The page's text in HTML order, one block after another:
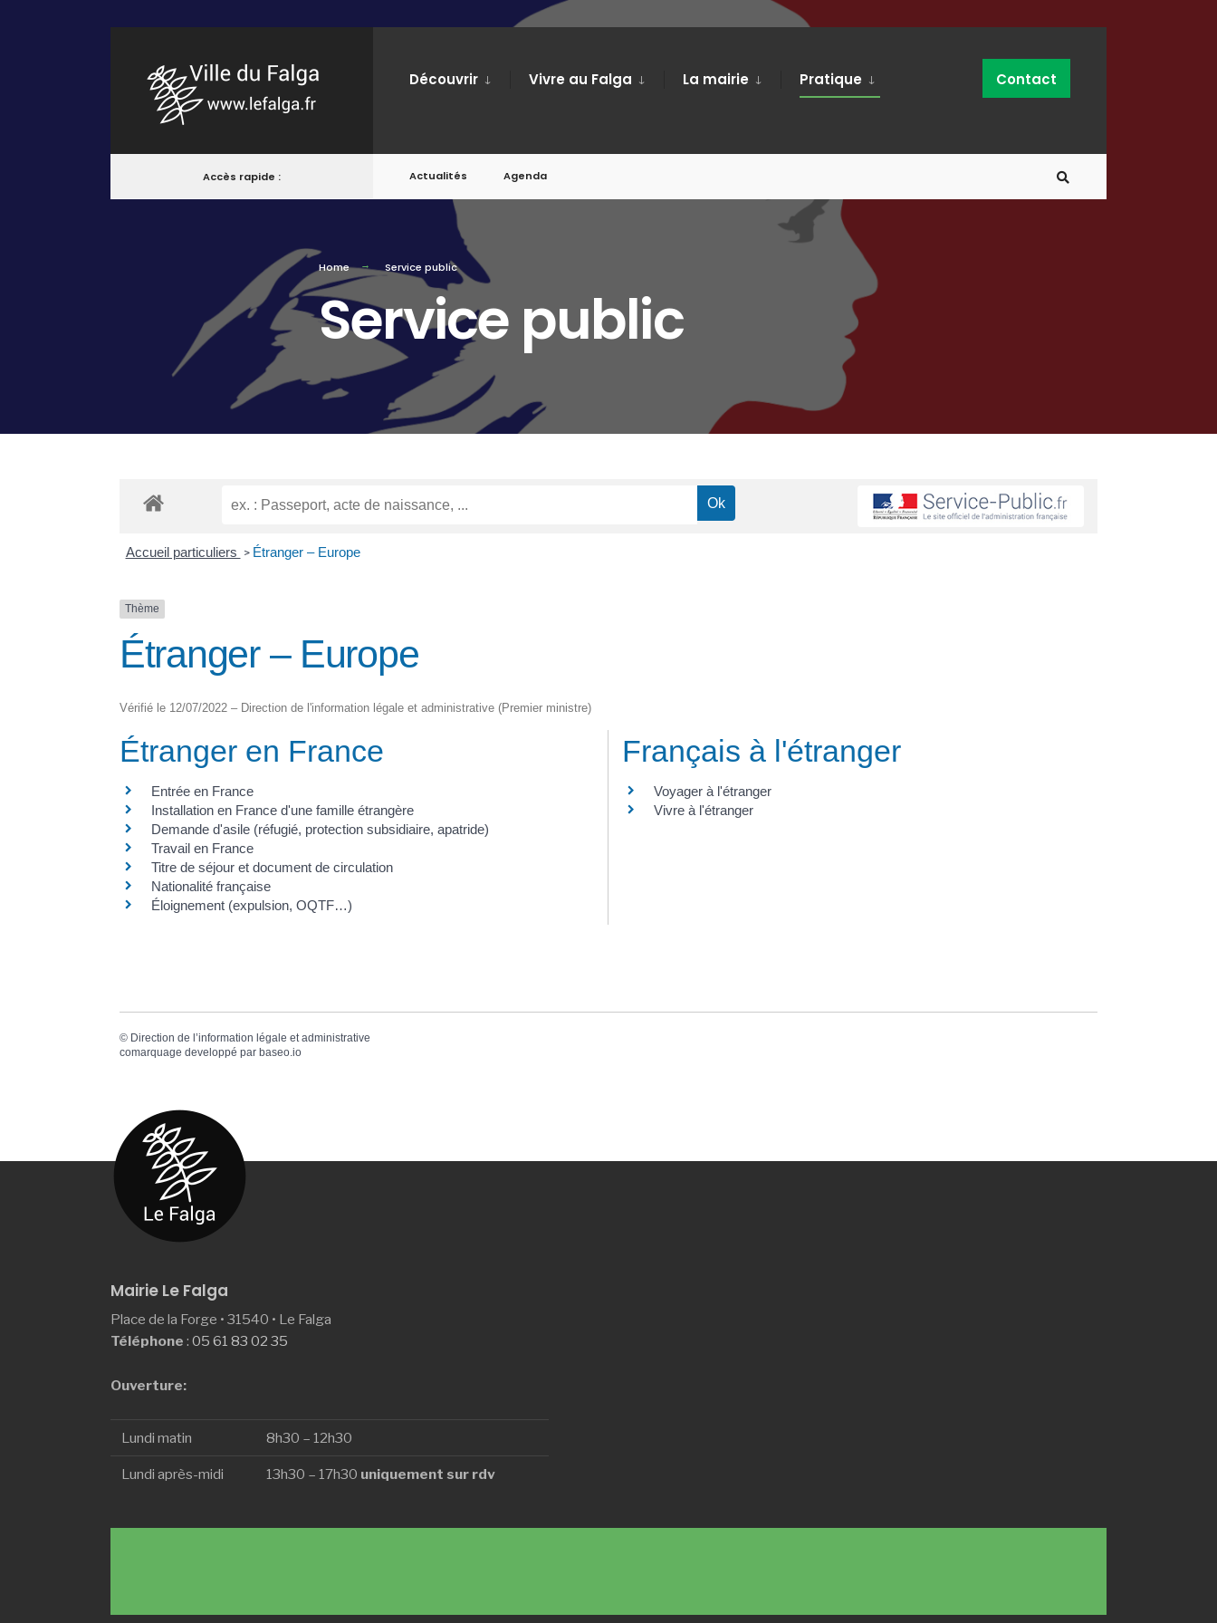
Découvrir Vivre au Falga La mairie Pratique Contact
Accès rapide : Actualités Agenda
Home Service public
Service public
Accueil particuliers > Étranger – Europe
Thème
Étranger – Europe
Vérifié le 12/07/2022 – Direction de l'information légale et administrative (Premier ministre)
Étranger en France
Entrée en France
Installation en France d'une famille étrangère
Demande d'asile (réfugié, protection subsidiaire, apatride)
Travail en France
Titre de séjour et document de circulation
Nationalité française
Éloignement (expulsion, OQTF…)
Français à l'étranger
Voyager à l'étranger
Vivre à l'étranger
© Direction de l’information légale et administrative
comarquage developpé par baseo.io
Mairie Le Falga
Place de la Forge • 31540 • Le Falga
Téléphone : 05 61 83 02 35
Ouverture:
Lundi matin 8h30 – 12h30
Lundi après-midi 13h30 – 17h30 uniquement sur rdv